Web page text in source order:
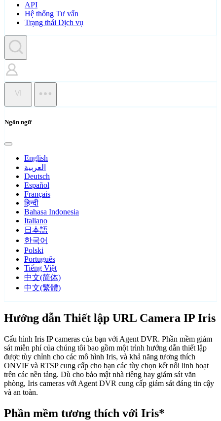
API
Hệ thống Tư vấn
Trạng thái Dịch vụ
VI
Ngôn ngữ
English
العربية
Deutsch
Español
Français
हिन्दी
Bahasa Indonesia
Italiano
日本語
한국어
Polski
Português
Tiếng Việt
中文(简体)
中文(繁體)
Hướng dẫn Thiết lập URL Camera IP Iris
Cấu hình Iris IP cameras của bạn với Agent DVR. Phần mềm giám
sát miễn phí của chúng tôi bao gồm một trình hướng dẫn thiết lập
được tùy chỉnh cho các mô hình Iris, và khả năng tương thích
ONVIF và RTSP cung cấp cho bạn các tùy chọn kết nối linh hoạt
trên các nền tảng. Dù cho bảo mật nhà riêng hay giám sát văn
phòng, Iris cameras với Agent DVR cung cấp giám sát đáng tin cậy
và an toàn.
Phần mềm tương thích với Iris*